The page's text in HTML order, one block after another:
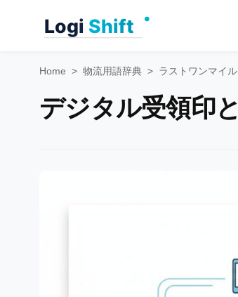
Home > 物流用語辞典 > ラストワンマイ
デジタル受領印